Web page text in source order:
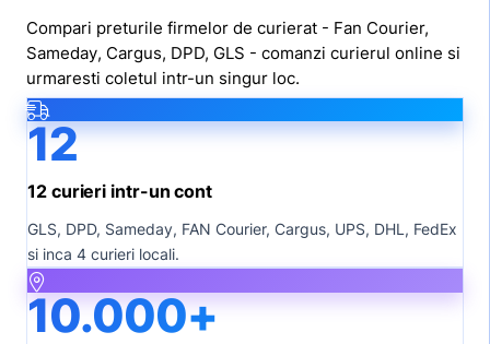
Compari preturile firmelor de curierat - Fan Courier,
Sameday, Cargus, DPD, GLS - comanzi curierul online si
urmaresti coletul intr-un singur loc.
12
12 curieri intr-un cont
GLS, DPD, Sameday, FAN Courier, Cargus, UPS, DHL, FedEx
si inca 4 curieri locali.
10.000+